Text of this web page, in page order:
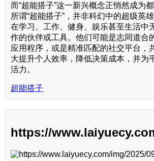
而“超能搭子”这一新兴概念正悄然成为
所谓“超能搭子”，并非科幻中的超级英
在学习、工作、健身、娱乐甚至生活中
作的伙伴或工具。他们可能是志同道合
应用程序，或是精准匹配的社交平台，
大提升个人效率，降低决策成本，并为
活力。
超能搭子
https://